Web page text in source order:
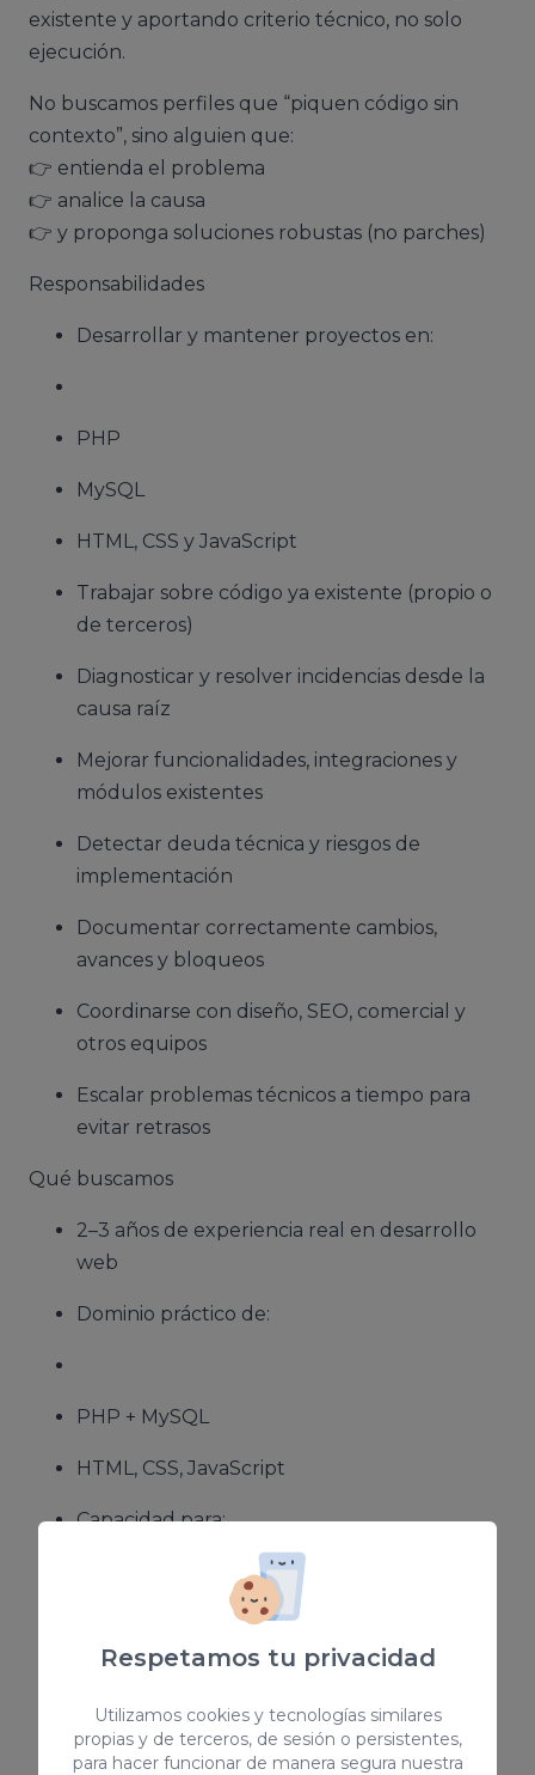
Respetamos tu privacidad
Utilizamos cookies y tecnologías similares
propias y de terceros, de sesión o persistentes,
para hacer funcionar de manera segura nuestra
existente y aportando criterio técnico, no solo
ejecución.
No buscamos perfiles que “piquen código sin
contexto”, sino alguien que:
👉 entienda el problema
👉 analice la causa
👉 y proponga soluciones robustas (no parches)
Responsabilidades
Desarrollar y mantener proyectos en:
PHP
MySQL
HTML, CSS y JavaScript
Trabajar sobre código ya existente (propio o
de terceros)
Diagnosticar y resolver incidencias desde la
causa raíz
Mejorar funcionalidades, integraciones y
módulos existentes
Detectar deuda técnica y riesgos de
implementación
Documentar correctamente cambios,
avances y bloqueos
Coordinarse con diseño, SEO, comercial y
otros equipos
Escalar problemas técnicos a tiempo para
evitar retrasos
Qué buscamos
2–3 años de experiencia real en desarrollo
web
Dominio práctico de:
PHP + MySQL
HTML, CSS, JavaScript
Capacidad para:
Leer y modificar código de terceros
Depurar errores de forma estructurada
Diseñar soluciones mantenibles y escalables